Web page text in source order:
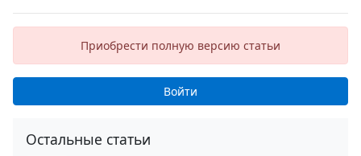
Приобрести полную версию статьи
Войти
Остальные статьи